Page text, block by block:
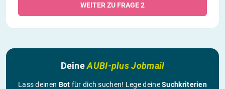
WEITER ZU FRAGE 2
DeineAUBI-plus Jobmail
Lass deinen Bot für dich suchen! Lege deineSuchkriterien